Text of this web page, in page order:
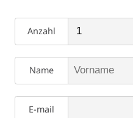
Anzahl
Name
E-mail